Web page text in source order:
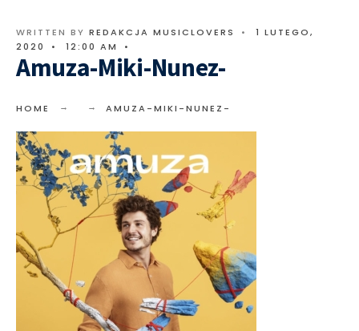
WRITTEN BY REDAKCJA MUSICLOVERS •
1 LUTEGO,
2020
• 12:00 AM •
Amuza-Miki-Nunez-
HOME AMUZA-MIKI-NUNEZ-